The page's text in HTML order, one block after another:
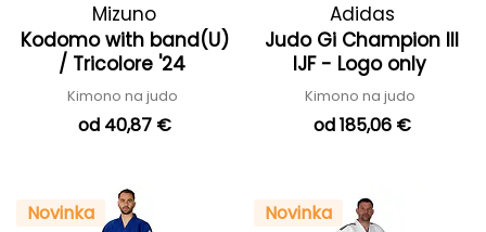
Mizuno
Kodomo with band(U)
/ Tricolore '24
Kimono na judo
od 40,87 €
Adidas
Judo Gi Champion III
IJF - Logo only
Kimono na judo
od 185,06 €
Novinka
Novinka